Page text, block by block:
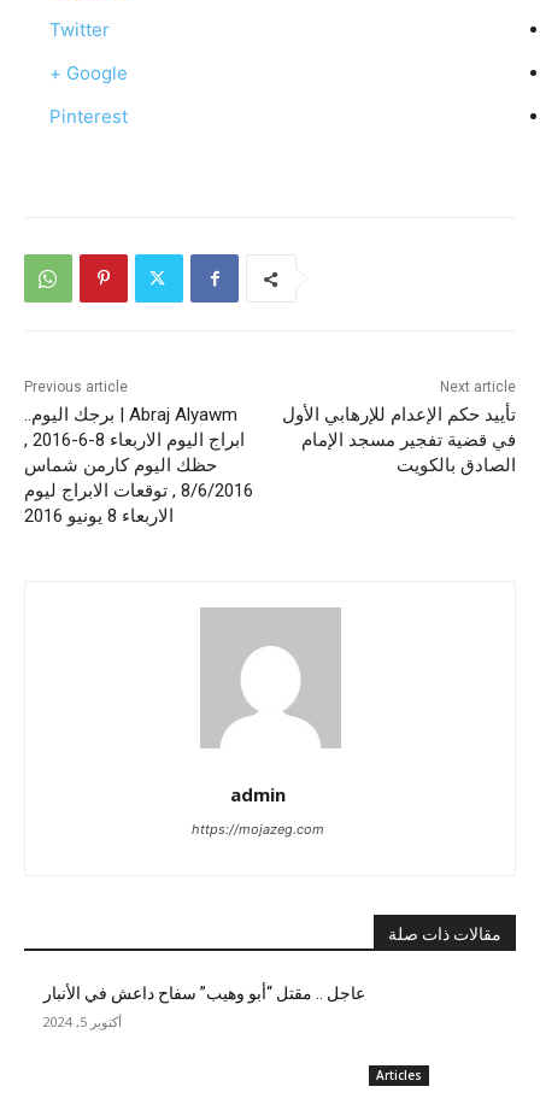
Twitter
Google +
Pinterest
Previous article
Abraj Alyawm | برجك اليوم..
ابراج اليوم الاربعاء 8-6-2016 ,
حظك اليوم كارمن شماس
8/6/2016 , توقعات الابراج ليوم
الاربعاء 8 يونيو 2016
Next article
تأييد حكم الإعدام للإرهابي الأول
في قضية تفجير مسجد الإمام
الصادق بالكويت
admin
https://mojazeg.com
مقالات ذات صلة
Articles
عاجل .. مقتل “أبو وهيب” سفاح داعش في الأنبار
أكتوبر 5, 2024